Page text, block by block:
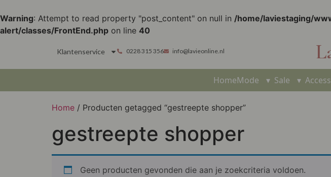
Warning: Attempt to read property "post_content" on null in /home/laviestaging/
alert/classes/FrontEnd.php on line 40
Klantenservice 0228 315 356 info@lavieonline.nl
HomeMode ▾ Sale ▾
Home / Producten getagged “gestreepte shopper”
gestreepte shopper
Geen producten gevonden die aan je zoekcriteria voldoen.